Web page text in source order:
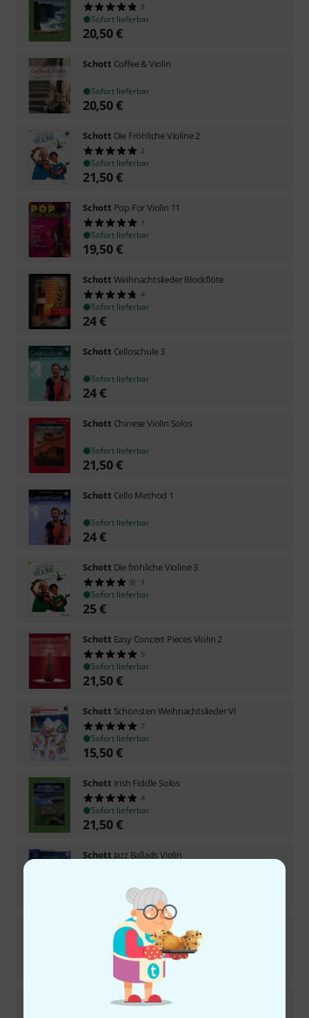
5
Sofort lieferbar
20,50€
Schott Coffee & Violin
Sofort lieferbar
20,50€
Schott Die Fröhliche Violine 2
2
Sofort lieferbar
21,50€
Schott Pop For Violin 11
1
Sofort lieferbar
19,50€
Schott Weihnachtslieder Blockflöte
4
Sofort lieferbar
24€
Schott Celloschule 3
Sofort lieferbar
24€
Schott Chinese Violin Solos
Sofort lieferbar
21,50€
Schott Cello Method 1
Sofort lieferbar
24€
Schott Die fröhliche Violine 3
1
Sofort lieferbar
25€
Schott Easy Concert Pieces Violin 2
5
Sofort lieferbar
21,50€
Schott Schönsten Weihnachtslieder Vl
7
Sofort lieferbar
15,50€
Schott Irish Fiddle Solos
4
Sofort lieferbar
21,50€
Schott Jazz Ballads Violin
Der Anfang des Geigenspiels
5
Sofort lieferbar
Easy Concert Pieces Violin 3